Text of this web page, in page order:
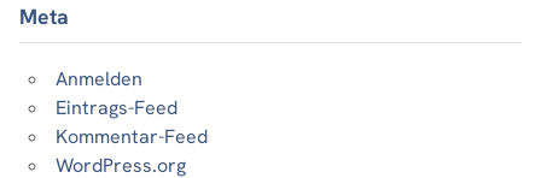
Meta
Anmelden
Eintrags-Feed
Kommentar-Feed
WordPress.org